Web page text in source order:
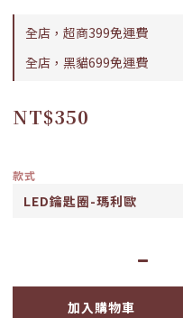
全店，超商399免運費
全店，黑貓699免運費
NT$350
款式
加入購物車